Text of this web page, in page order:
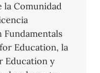
la Comunidad
Education, la
Education y